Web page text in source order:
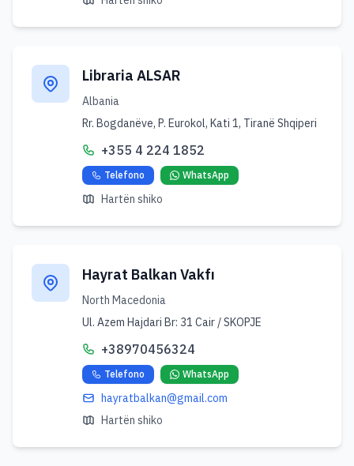
Libraria ALSAR
Albania
Rr. Bogdanëve, P. Eurokol, Kati 1, Tiranë Shqiperi
+355 4 224 1852
Telefono WhatsApp
Hartën shiko
Hayrat Balkan Vakfı
North Macedonia
Ul. Azem Hajdari Br: 31 Cair / SKOPJE
+38970456324
Telefono WhatsApp
hayratbalkan@gmail.com
Hartën shiko